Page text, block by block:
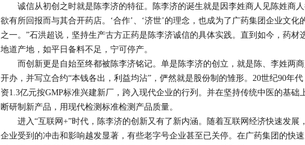
诚信从初创之时就是陈李济的特征。陈李济的诞生就是因李姓商人见陈姓商人
欲有所回报而与其合开药店。‘合作’、‘济世’的理念，也成为了广药集团企业文化
之一。”石洪超说，坚持生产古方正药是陈李济诚信的具体实践。直到如今，药材
地道产地，如平日备料不足，宁可停产。
而创新更是自始至终都被陈李济铭记。单是陈李济的创立，就是陈、李姓两商
开办，并写立合约“本钱各出，利益均沾”，俨然就是股份制的雏形。20世纪90年
资1.3亿元按GMP标准兴建新厂，跨入现代企业的行列。并在坚持传统中医的基础
断研制新产品，用现代检测标准检测产品质量。
进入“互联网+”时代，陈李济的创新又有了新内涵。随着互联网经济快速发展
企业受到的冲击和影响越发显著，有些老字号企业甚至已关停。在广药集团的快